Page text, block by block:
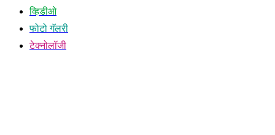
व्हिडीओ
फोटो गॅलरी
टेक्नोलॉजी